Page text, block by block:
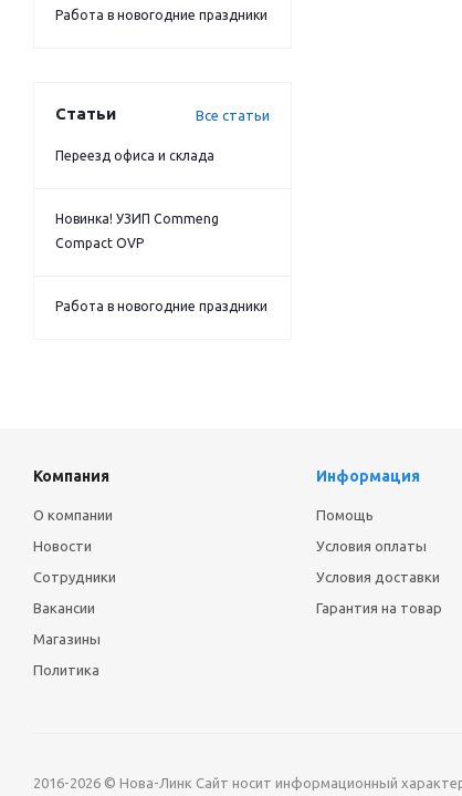
Работа в новогодние праздники
Статьи Все статьи
Переезд офиса и склада
Новинка! УЗИП Commeng
Compact OVP
Работа в новогодние праздники
Компания
О компании
Новости
Сотрудники
Вакансии
Магазины
Политика
Информация
Помощь
Условия оплаты
Условия доставки
Гарантия на товар
2016-2026 © Нова-Линк Сайт носит информационный